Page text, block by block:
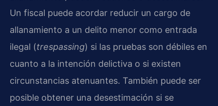
Un fiscal puede acordar reducir un cargo de
allanamiento a un delito menor como entrada
ilegal (trespassing) si las pruebas son débiles en
cuanto a la intención delictiva o si existen
circunstancias atenuantes. También puede ser
posible obtener una desestimación si se